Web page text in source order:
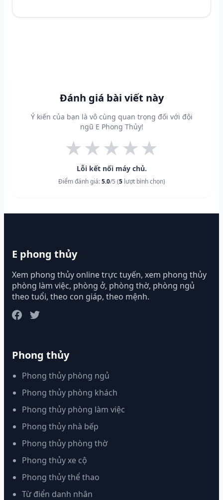
Đánh giá bài viết này
Ý kiến của bạn là vô cùng quan trọng đối với đội
ngũ E Phong Thủy!
★★★★★
Lỗi kết nối máy chủ.
Điểm đánh giá:5.0/5 (5lượt bình chọn)
E phong thủy
Xem phong thủy online trực tuyến, xem phong thủy
phòng làm việc, phòng ở, phòng thờ, phòng ngủ
theo tuổi, theo con giáp, theo mệnh.
Phong thủy
Phong thủy phòng ngủ
Phong thủy phòng khách
Phong thủy phòng làm việc
Phong thủy nhà bếp
Phong thủy phòng thờ
Phong thủy xe cộ
Phong thủy thể thao
Từ điển danh nhân